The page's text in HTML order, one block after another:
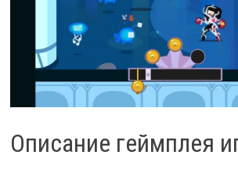
Описание геймплея